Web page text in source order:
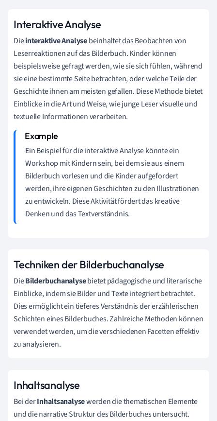
Interaktive Analyse
Dieinteraktive Analysebeinhaltet das Beobachten von
Leserreaktionen auf das Bilderbuch. Kinder können
beispielsweise gefragt werden, wie sie sich fühlen, während
sie eine bestimmte Seite betrachten, oder welche Teile der
Geschichte ihnen am meisten gefallen. Diese Methode bietet
Einblicke in die Art und Weise, wie junge Leser visuelle und
textuelle Informationen verarbeiten.
Ein Beispiel für die interaktive Analyse könnte ein
Workshop mit Kindern sein, bei dem sie aus einem
Bilderbuch vorlesen und die Kinder aufgefordert
werden, ihre eigenen Geschichten zu den Illustrationen
zu entwickeln. Diese Aktivität fördert das kreative
Denken und das Textverständnis.
Techniken der Bilderbuchanalyse
DieBilderbuchanalysebietet pädagogische und literarische
Einblicke, indem sie Bilder und Texte integriert betrachtet.
Dies ermöglicht ein tieferes Verständnis der erzählerischen
Schichten eines Bilderbuches. Zahlreiche Methoden können
verwendet werden, um die verschiedenen Facetten effektiv
zu analysieren.
Inhaltsanalyse
Bei derInhaltsanalysewerden die thematischen Elemente
und die narrative Struktur des Bilderbuches untersucht.